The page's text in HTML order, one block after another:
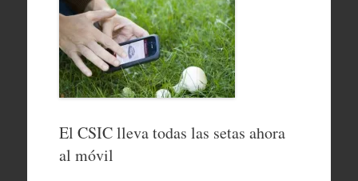
El CSIC lleva todas las setas ahora
al móvil